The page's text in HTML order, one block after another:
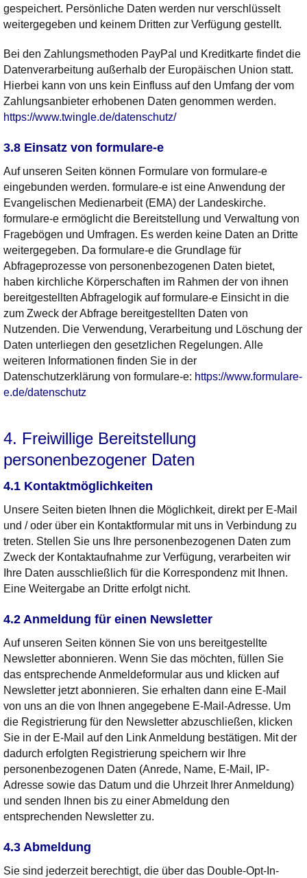
gespeichert. Persönliche Daten werden nur verschlüsselt
weitergegeben und keinem Dritten zur Verfügung gestellt.
Bei den Zahlungsmethoden PayPal und Kreditkarte findet die
Datenverarbeitung außerhalb der Europäischen Union statt.
Hierbei kann von uns kein Einfluss auf den Umfang der vom
Zahlungsanbieter erhobenen Daten genommen werden.
https://www.twingle.de/datenschutz/
3.8 Einsatz von formulare-e
Auf unseren Seiten können Formulare von formulare-e
eingebunden werden. formulare-e ist eine Anwendung der
Evangelischen Medienarbeit (EMA) der Landeskirche.
formulare-e ermöglicht die Bereitstellung und Verwaltung von
Fragebögen und Umfragen. Es werden keine Daten an Dritte
weitergegeben. Da formulare-e die Grundlage für
Abfrageprozesse von personenbezogenen Daten bietet,
haben kirchliche Körperschaften im Rahmen der von ihnen
bereitgestellten Abfragelogik auf formulare-e Einsicht in die
zum Zweck der Abfrage bereitgestellten Daten von
Nutzenden. Die Verwendung, Verarbeitung und Löschung der
Daten unterliegen den gesetzlichen Regelungen. Alle
weiteren Informationen finden Sie in der
Datenschutzerklärung von formulare-e: https://www.formulare-
e.de/datenschutz
4. Freiwillige Bereitstellung
personenbezogener Daten
4.1 Kontaktmöglichkeiten
Unsere Seiten bieten Ihnen die Möglichkeit, direkt per E-Mail
und / oder über ein Kontaktformular mit uns in Verbindung zu
treten. Stellen Sie uns Ihre personenbezogenen Daten zum
Zweck der Kontaktaufnahme zur Verfügung, verarbeiten wir
Ihre Daten ausschließlich für die Korrespondenz mit Ihnen.
Eine Weitergabe an Dritte erfolgt nicht.
4.2 Anmeldung für einen Newsletter
Auf unseren Seiten können Sie von uns bereitgestellte
Newsletter abonnieren. Wenn Sie das möchten, füllen Sie
das entsprechende Anmeldeformular aus und klicken auf
Newsletter jetzt abonnieren. Sie erhalten dann eine E-Mail
von uns an die von Ihnen angegebene E-Mail-Adresse. Um
die Registrierung für den Newsletter abzuschließen, klicken
Sie in der E-Mail auf den Link Anmeldung bestätigen. Mit der
dadurch erfolgten Registrierung speichern wir Ihre
personenbezogenen Daten (Anrede, Name, E-Mail, IP-
Adresse sowie das Datum und die Uhrzeit Ihrer Anmeldung)
und senden Ihnen bis zu einer Abmeldung den
entsprechenden Newsletter zu.
4.3 Abmeldung
Sie sind jederzeit berechtigt, die über das Double-Opt-In-